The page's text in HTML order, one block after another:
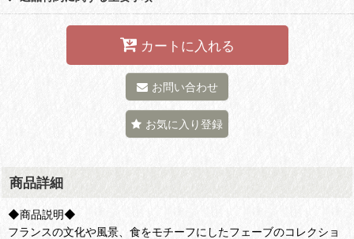
カートに入れる
お問い合わせ
お気に入り登録
商品詳細
◆商品説明◆
フランスの文化や風景、食をモチーフにしたフェーブのコレクショ